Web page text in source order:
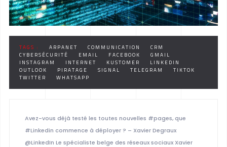
TAGS : ARPANET COMMUNICATION
CRM
CYBERSÉCURITÉ
EMAIL FACEBOOK
GMAIL
INSTAGRAM
INTERNET KUSTOMER
LINKEDIN
OUTLOOK
PIRATAGE SIGNAL TELEGRAM
TIKTOK
TWITTER
WHATSAPP
Avez-vous déjà testé les toutes nouvelles #pages, que
#Linkedin commence à déployer ? – Xavier Degraux
@LinkedIn Le spécialiste belge des réseaux sociaux Xavier